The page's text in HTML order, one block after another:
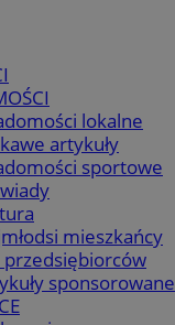
lokalne
artykuły
sportowe
mieszkańcy
przedsiębiorców
sponsorowane